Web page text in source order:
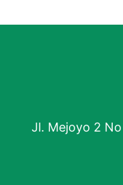
Jl. Mejoyo 2